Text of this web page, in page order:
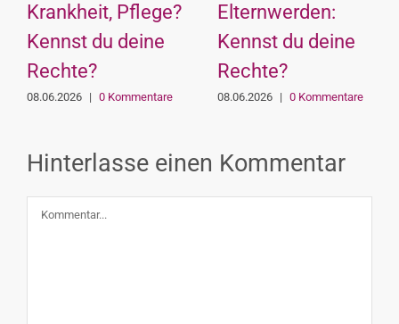
Krankheit, Pflege?
Kennst du deine
Rechte?
08.06.2026 | 0 Kommentare
Elternwerden:
Kennst du deine
Rechte?
08.06.2026 | 0 Kommentare
Hinterlasse einen Kommentar
Kommentar